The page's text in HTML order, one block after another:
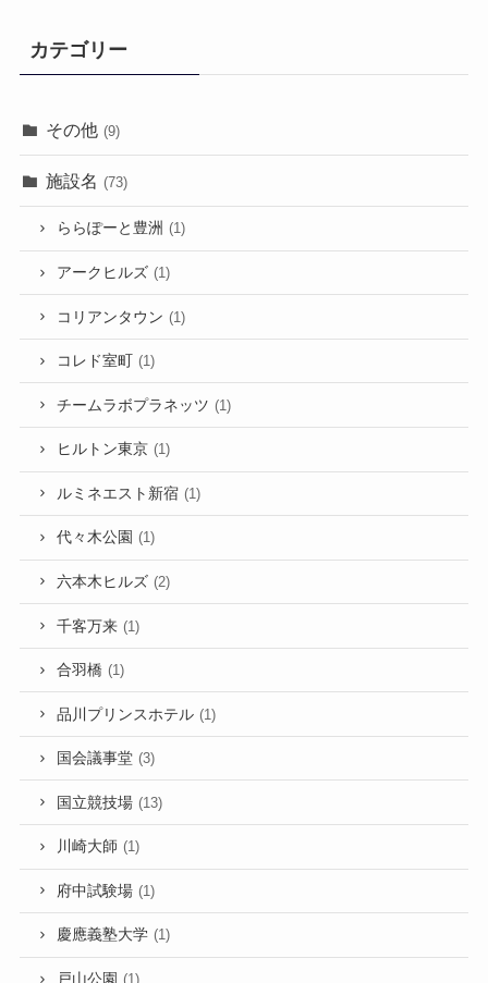
カテゴリー
その他 (9)
施設名 (73)
ららぽーと豊洲 (1)
アークヒルズ (1)
コリアンタウン (1)
コレド室町 (1)
チームラボプラネッツ (1)
ヒルトン東京 (1)
ルミネエスト新宿 (1)
代々木公園 (1)
六本木ヒルズ (2)
千客万来 (1)
合羽橋 (1)
品川プリンスホテル (1)
国会議事堂 (3)
国立競技場 (13)
川崎大師 (1)
府中試験場 (1)
慶應義塾大学 (1)
戸山公園 (1)